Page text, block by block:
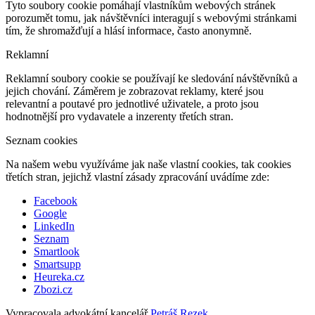
Tyto soubory cookie pomáhají vlastníkům webových stránek
porozumět tomu, jak návštěvníci interagují s webovými stránkami
tím, že shromažďují a hlásí informace, často anonymně.
Reklamní
Reklamní soubory cookie se používají ke sledování návštěvníků a
jejich chování. Záměrem je zobrazovat reklamy, které jsou
relevantní a poutavé pro jednotlivé uživatele, a proto jsou
hodnotnější pro vydavatele a inzerenty třetích stran.
Seznam cookies
Na našem webu využíváme jak naše vlastní cookies, tak cookies
třetích stran, jejichž vlastní zásady zpracování uvádíme zde:
Facebook
Google
LinkedIn
Seznam
Smartlook
Smartsupp
Heureka.cz
Zbozi.cz